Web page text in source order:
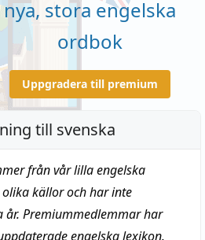
nya, stora engelska
ordbok
Uppgradera till premium
till svenska
från vår lilla engelska
källor och har inte
år. Premiummedlemmar har
engelska lexikon.